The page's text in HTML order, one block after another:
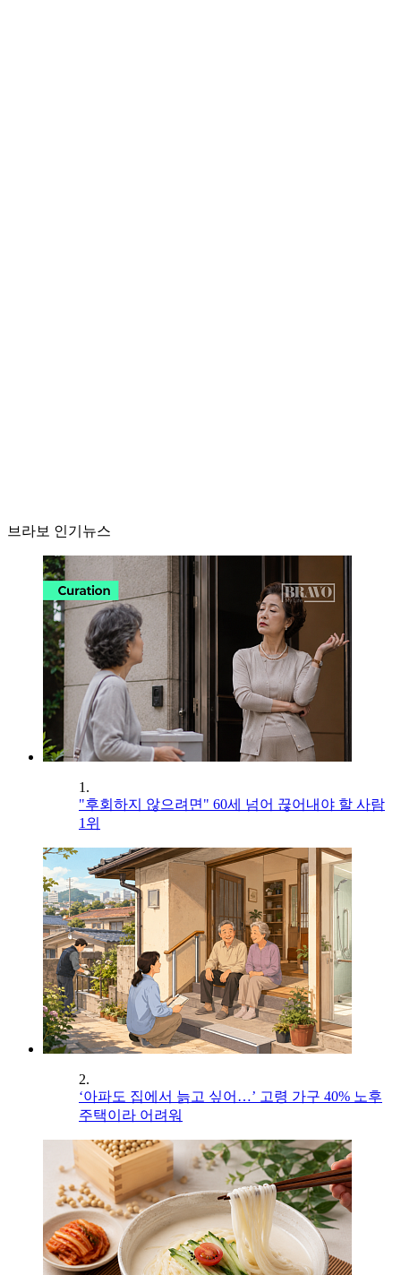
브라보 인기뉴스
1.
"후회하지 않으려면" 60세 넘어 끊어내야 할 사람
1위
2.
‘아파도 집에서 늙고 싶어…’ 고령 가구 40% 노후
주택이라 어려워